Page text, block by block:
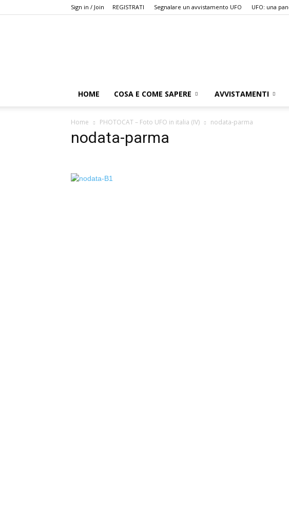
Sign in / Join REGISTRATI Segnalare un avvistamento UFO UFO: una
HOME COSA E COME SAPERE AVVISTAMENTI
Home PHOTOCAT – Foto UFO in italia (IV) nodata-parma
nodata-parma